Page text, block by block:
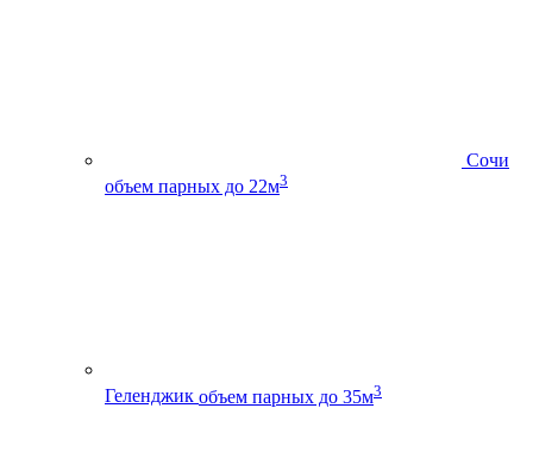
Сочи
объем парных до 22м3
Геленджик объем парных до 35м3